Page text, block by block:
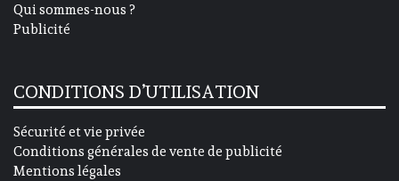
Qui sommes-nous ?
Publicité
CONDITIONS D’UTILISATION
Sécurité et vie privée
Conditions générales de vente de publicité
Mentions légales